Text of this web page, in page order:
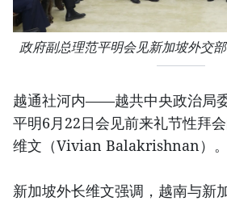
政府副总理范平明会见新加坡外交
越通社河内——越共中央政治局
平明6月22日会见前来礼节性拜
维文（Vivian Balakrishnan）。
新加坡外长维文强调，越南与新